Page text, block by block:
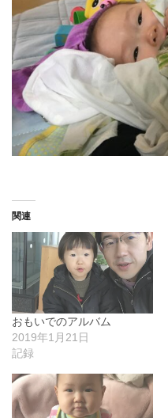
関連
おもいでのアルバム
2019年1月21日
記録